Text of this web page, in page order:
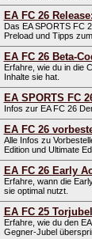
EA FC 26
Das EA SPORTS FC
Preload und Tipps
EA FC 26 Beta-
Erfahre, wie du in die
Inhalte sie hat.
EA SPORTS FC
Infos zur EA FC 26
EA FC 26
Alle Infos zu
Edition und Ultimate
EA FC 26 Early
Erfahre, wann die
sie optimal nutzt.
EA FC 25
Erfahre, wie du den
Gegner-Jubel